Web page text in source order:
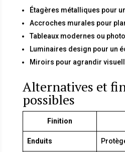
Étagères métalliques pour
Accroches murales pour
Tableaux modernes ou
Luminaires design pour un
Miroirs pour agrandir
Alternatives et
possibles
Finition
Enduits